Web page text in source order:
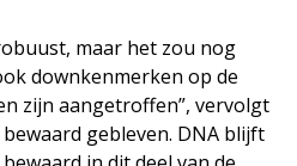
maar het zou nog
downkenmerken op de
zijn aangetroffen”, vervolgt
bewaard gebleven. DNA blijft